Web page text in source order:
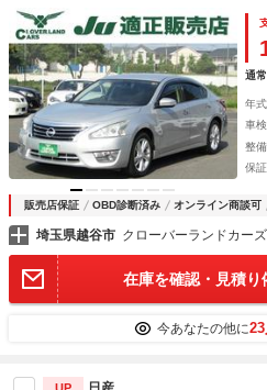
付パワーシート シートヒータ
グ アラウンドビューモニター
Ｗ インテリキー
通
年式
車検
整備
保証
販売店保証 OBD診断済み オンライン商談可
埼玉県越谷市 クローバーランドカー
在庫を確認・見積り
今あなたの他に23